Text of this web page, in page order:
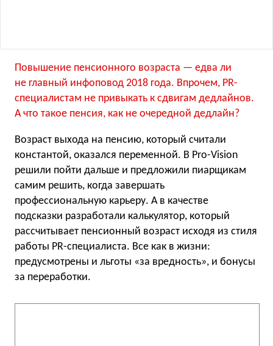
Повышение пенсионного возраста — едва ли
не главный инфоповод 2018 года. Впрочем, PR-
специалистам не привыкать к сдвигам дедлайнов.
А что такое пенсия, как не очередной дедлайн?
Возраст выхода на пенсию, который считали
константой, оказался переменной. B Pro-Vision
решили пойти дальше и предложили пиарщикам
самим решить, когда завершать
профессиональную карьеру. А в качестве
подсказки разработали калькулятор, который
рассчитывает пенсионный возраст исходя из стиля
работы PR-специалиста. Все как в жизни:
предусмотрены и льготы «за вредность», и бонусы
за переработки.